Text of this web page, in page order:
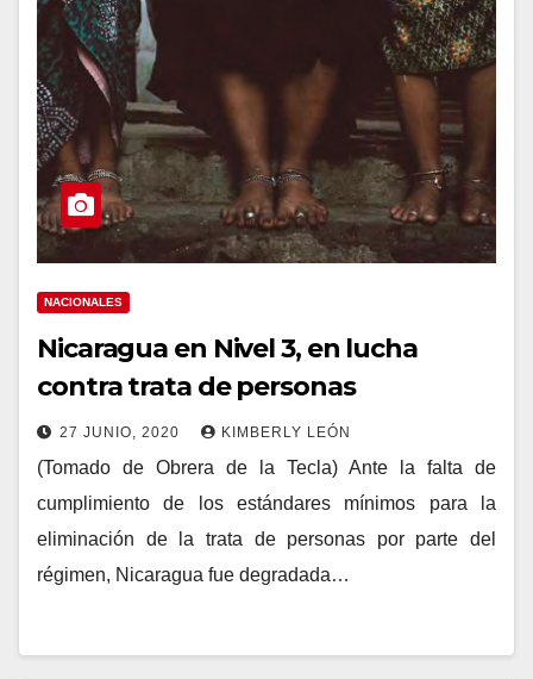
NACIONALES
Nicaragua en Nivel 3, en lucha
contra trata de personas
27 JUNIO, 2020 KIMBERLY LEÓN
(Tomado de Obrera de la Tecla) Ante la falta de
cumplimiento de los estándares mínimos para la
eliminación de la trata de personas por parte del
régimen, Nicaragua fue degradada…